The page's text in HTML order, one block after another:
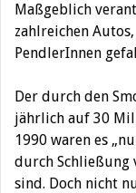
Maßgeblich
zahlreichen
PendlerInnen
Der durch den
jährlich auf 30
1990 waren es
durch Schließung
sind. Doch nicht